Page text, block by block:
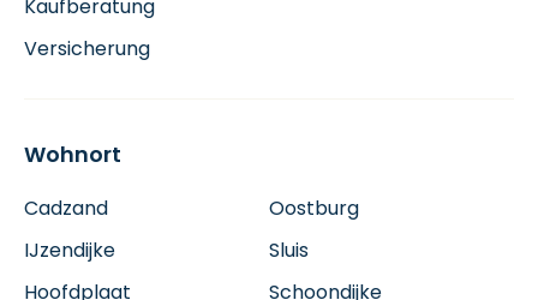
Kaufberatung
Versicherung
Wohnort
Cadzand
Oostburg
IJzendijke
Sluis
Hoofdplaat
Schoondijke